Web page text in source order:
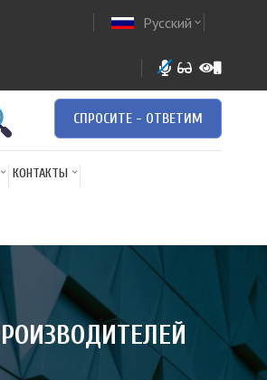
Русский expand_more
СПРОСИТЕ - ОТВЕТИМ
КОНТАКТЫ